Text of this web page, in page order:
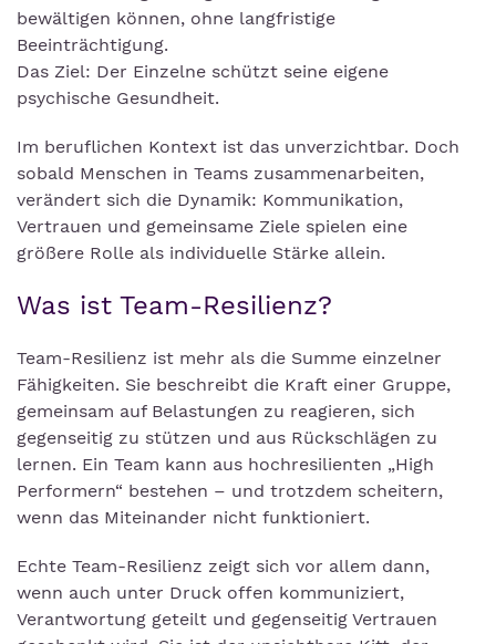
bewältigen können, ohne langfristige
Beeinträchtigung.
Das Ziel: Der Einzelne schützt seine eigene
psychische Gesundheit.
Im beruflichen Kontext ist das unverzichtbar. Doch
sobald Menschen in Teams zusammenarbeiten,
verändert sich die Dynamik: Kommunikation,
Vertrauen und gemeinsame Ziele spielen eine
größere Rolle als individuelle Stärke allein.
Was ist Team-Resilienz?
Team-Resilienz ist mehr als die Summe einzelner
Fähigkeiten. Sie beschreibt die Kraft einer Gruppe,
gemeinsam auf Belastungen zu reagieren, sich
gegenseitig zu stützen und aus Rückschlägen zu
lernen. Ein Team kann aus hochresilienten „High
Performern“ bestehen – und trotzdem scheitern,
wenn das Miteinander nicht funktioniert.
Echte Team-Resilienz zeigt sich vor allem dann,
wenn auch unter Druck offen kommuniziert,
Verantwortung geteilt und gegenseitig Vertrauen